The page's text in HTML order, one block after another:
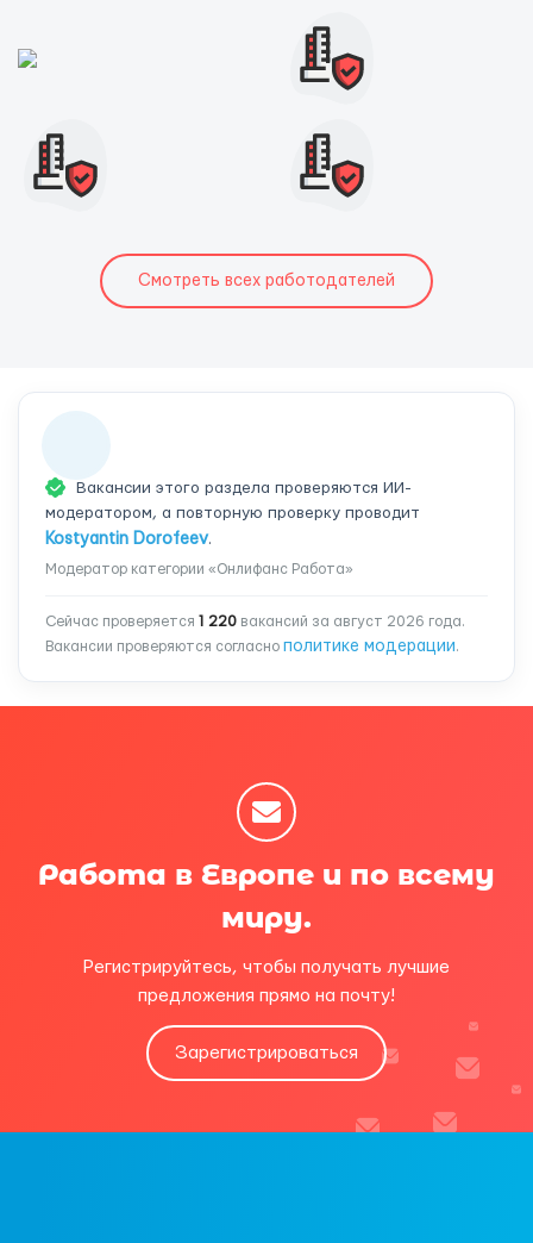
Смотреть всех работодателей
Вакансии этого раздела проверяются ИИ-
модератором, а повторную проверку проводит
Kostyantin Dorofeev.
Модератор категории «Онлифанс Работа»
Сейчас проверяется 1 220 вакансий за август 2026 года.
Вакансии проверяются согласно политике модерации.
Работа в Европе и по всему
миру.
Регистрируйтесь, чтобы получать лучшие
предложения прямо на почту!
Зарегистрироваться